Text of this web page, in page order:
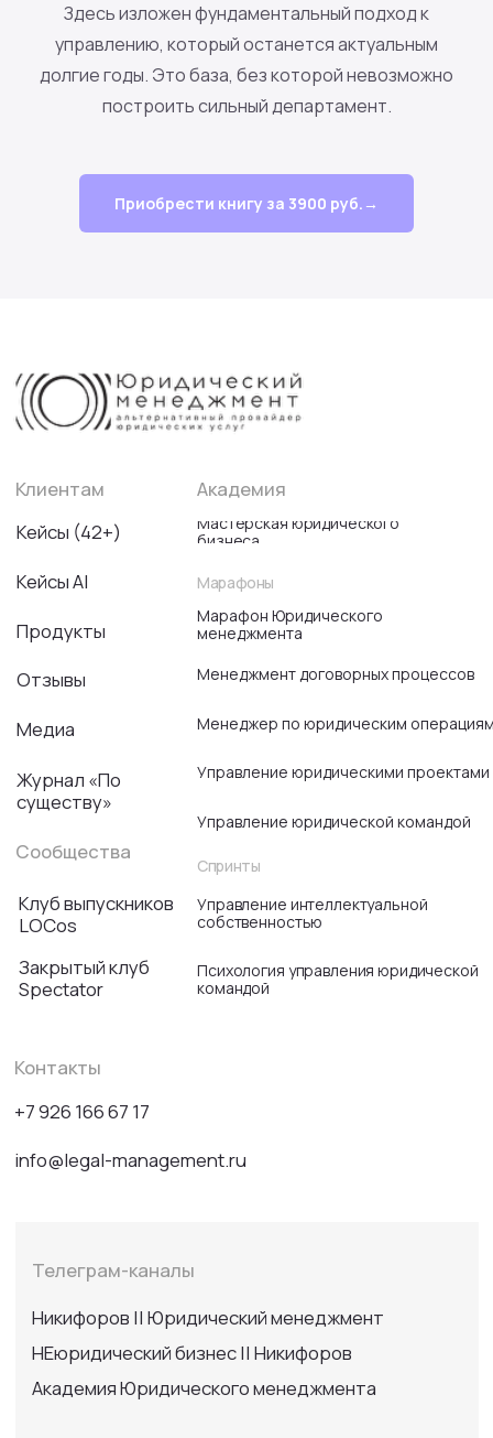
Здесь изложен фундаментальный подход к
управлению, который останется актуальным
долгие годы. Это база, без которой невозможно
построить сильный департамент.
Приобрести книгу за 3900 руб.→